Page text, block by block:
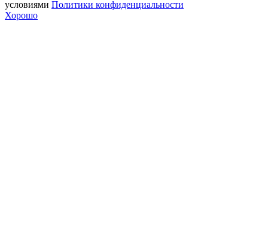
условиями Политики конфиденциальности
Хорошо